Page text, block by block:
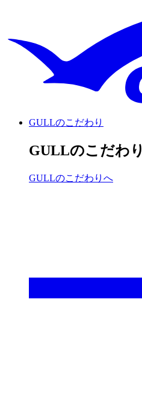
GULLのこだわり
GULLのこだわり
GULLのこだわりへ